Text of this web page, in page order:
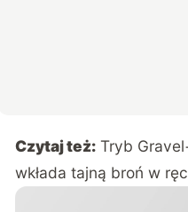
Czytaj też: Tryb
wkłada tajną broń w